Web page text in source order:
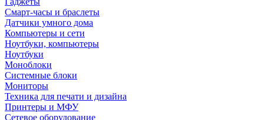
Смарт-часы и браслеты
Датчики умного дома
Компьютеры и сети
Ноутбуки, компьютеры
Ноутбуки
Моноблоки
Системные блоки
Мониторы
Техника для печати и дизайна
Принтеры и МФУ
Сетевое оборудование